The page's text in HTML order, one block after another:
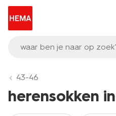
waar ben je naar op
43-46
herensokken